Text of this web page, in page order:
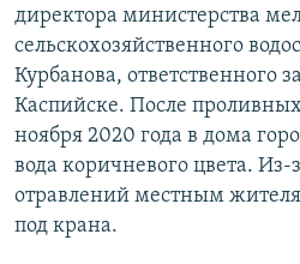
директора министерства
сельскохозяйственного
Курбанова, ответственного
Каспийске. После
ноября 2020 года в дома
вода коричневого цвета.
отравлений местным
под крана.